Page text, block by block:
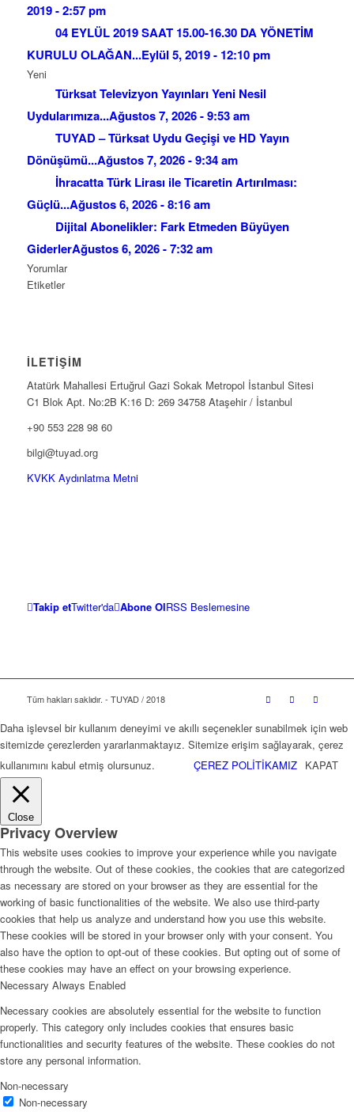
2019 - 2:57 pm
04 EYLÜL 2019 SAAT 15.00-16.30 DA YÖNETİM
KURULU OLAĞAN...Eylül 5, 2019 - 12:10 pm
Yeni
Türksat Televizyon Yayınları Yeni Nesil
Uydularımıza...Ağustos 7, 2026 - 9:53 am
TUYAD – Türksat Uydu Geçişi ve HD Yayın
Dönüşümü...Ağustos 7, 2026 - 9:34 am
İhracatta Türk Lirası ile Ticaretin Artırılması:
Güçlü...Ağustos 6, 2026 - 8:16 am
Dijital Abonelikler: Fark Etmeden Büyüyen
GiderlerAğustos 6, 2026 - 7:32 am
Yorumlar
Etiketler
İLETİŞİM
Atatürk Mahallesi Ertuğrul Gazi Sokak Metropol İstanbul Sitesi
C1 Blok Apt. No:2B K:16 D: 269 34758 Ataşehir / İstanbul
+90 553 228 98 60
bilgi@tuyad.org
KVKK Aydınlatma Metni
Takip etTwitter'da Abone OlRSS Beslemesine
Tüm hakları saklıdır. - TUYAD / 2018
Daha işlevsel bir kullanım deneyimi ve akıllı seçenekler sunabilmek için web
sitemizde çerezlerden yararlanmaktayız. Sitemize erişim sağlayarak, çerez
kullanımını kabul etmiş olursunuz.
ÇEREZ POLİTİKAMIZ KAPAT
Close
Privacy Overview
This website uses cookies to improve your experience while you navigate
through the website. Out of these cookies, the cookies that are categorized
as necessary are stored on your browser as they are essential for the
working of basic functionalities of the website. We also use third-party
cookies that help us analyze and understand how you use this website.
These cookies will be stored in your browser only with your consent. You
also have the option to opt-out of these cookies. But opting out of some of
these cookies may have an effect on your browsing experience.
Necessary Always Enabled
Necessary cookies are absolutely essential for the website to function
properly. This category only includes cookies that ensures basic
functionalities and security features of the website. These cookies do not
store any personal information.
Non-necessary
Non-necessary